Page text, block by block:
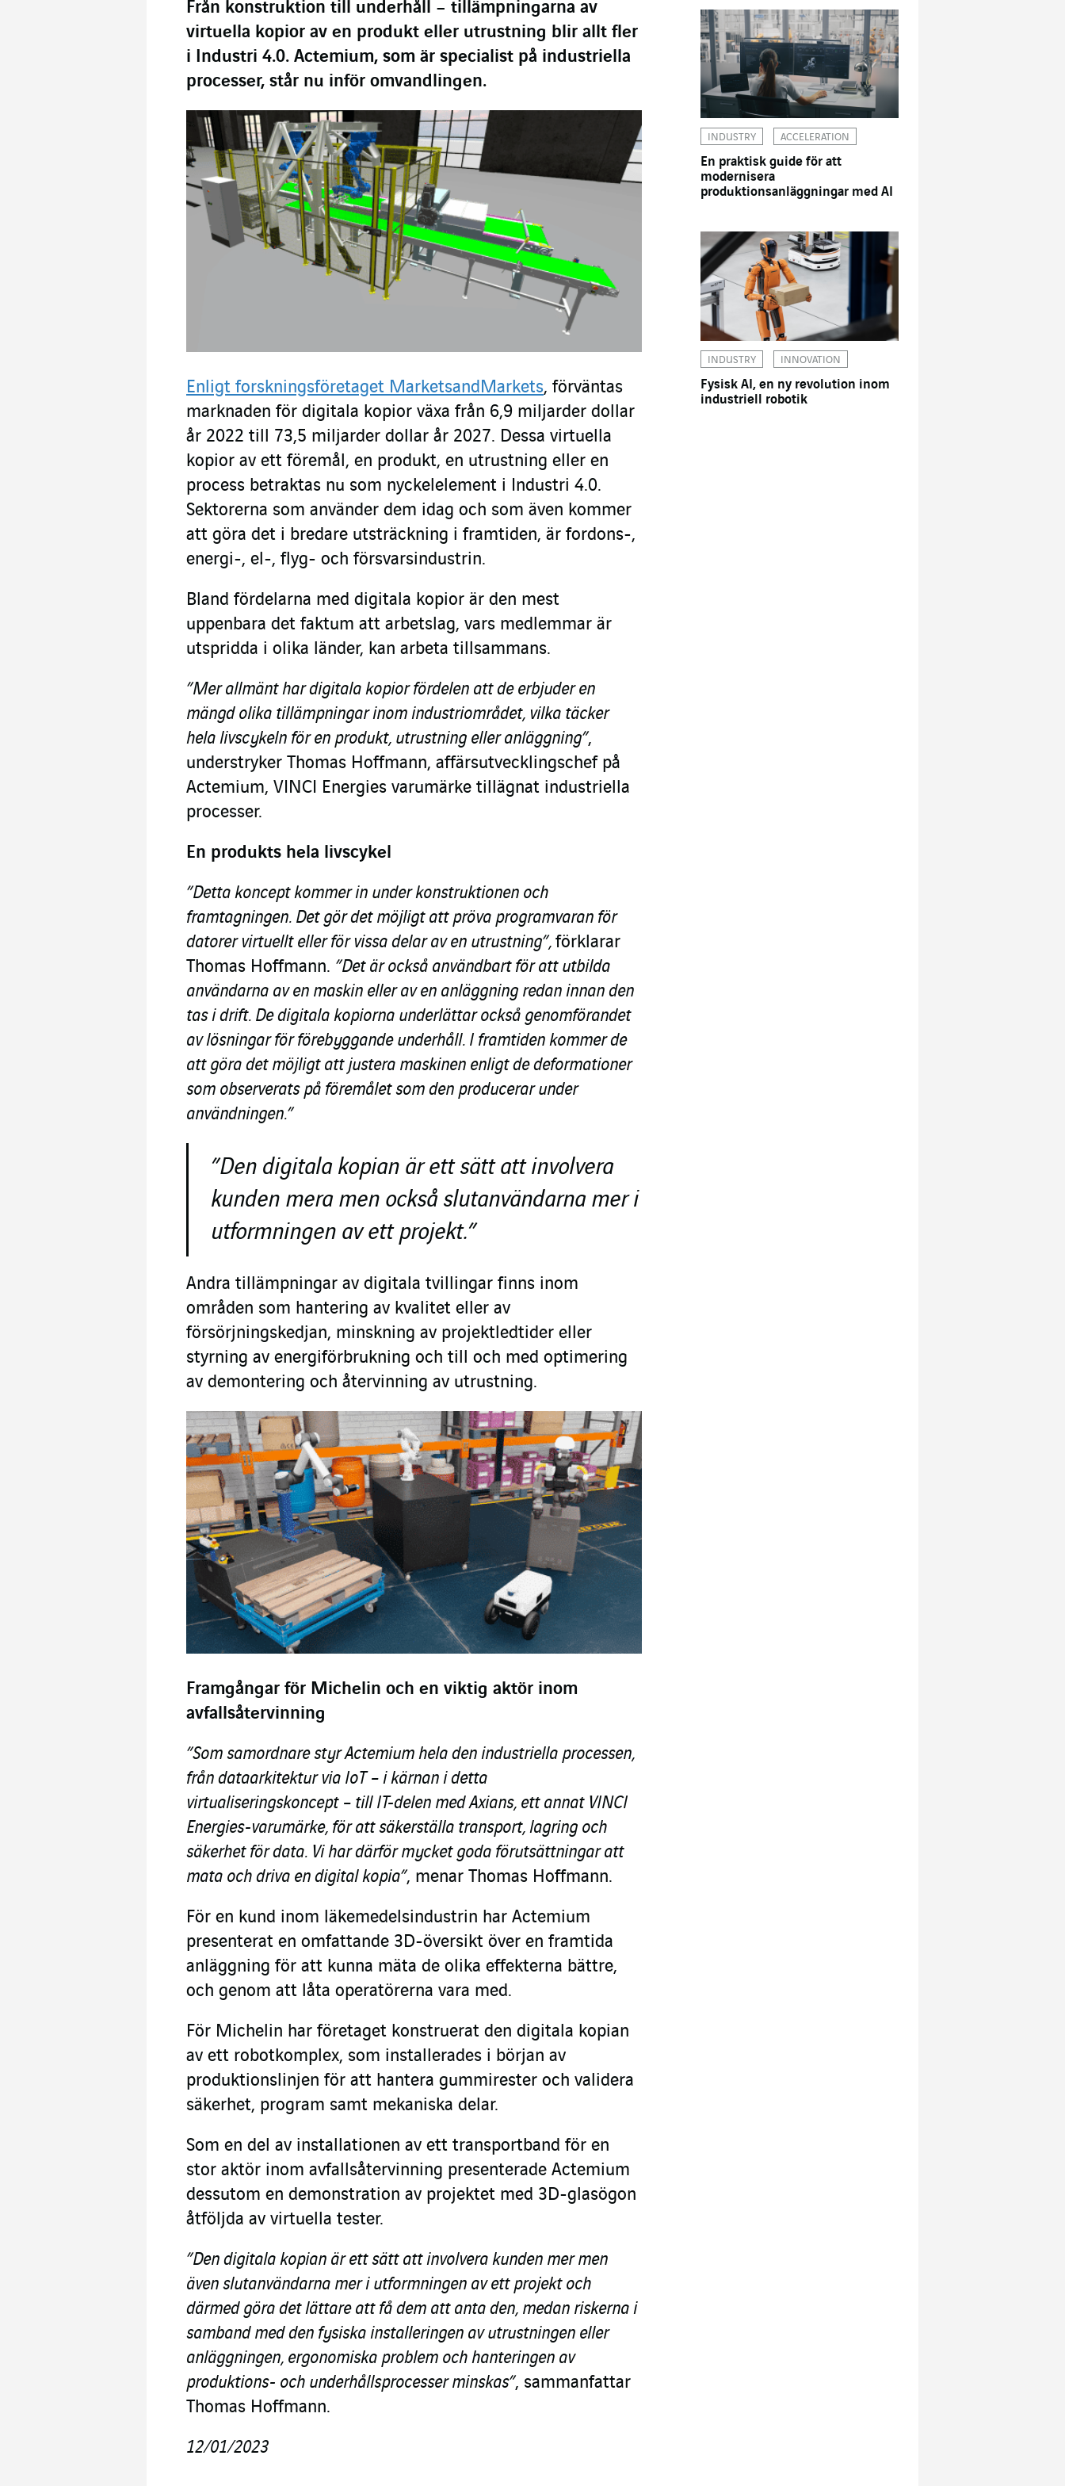
Från konstruktion till underhåll – tillämpningarna av
virtuella kopior av en produkt eller utrustning blir allt fler
i Industri 4.0. Actemium, som är specialist på industriella
processer, står nu inför omvandlingen.
Enligt forskningsföretaget MarketsandMarkets, förväntas
marknaden för digitala kopior växa från 6,9 miljarder dollar
år 2022 till 73,5 miljarder dollar år 2027. Dessa virtuella
kopior av ett föremål, en produkt, en utrustning eller en
process betraktas nu som nyckelelement i Industri 4.0.
Sektorerna som använder dem idag och som även kommer
att göra det i bredare utsträckning i framtiden, är fordons-,
energi-, el-, flyg- och försvarsindustrin.
Bland fördelarna med digitala kopior är den mest
uppenbara det faktum att arbetslag, vars medlemmar är
utspridda i olika länder, kan arbeta tillsammans.
”Mer allmänt har digitala kopior fördelen att de erbjuder en
mängd olika tillämpningar inom industriområdet, vilka täcker
hela livscykeln för en produkt, utrustning eller anläggning”,
understryker Thomas Hoffmann, affärsutvecklingschef på
Actemium, VINCI Energies varumärke tillägnat industriella
processer.
En produkts hela livscykel
”Detta koncept kommer in under konstruktionen och
framtagningen. Det gör det möjligt att pröva programvaran för
datorer virtuellt eller för vissa delar av en utrustning”, förklarar
Thomas Hoffmann. ”Det är också användbart för att utbilda
användarna av en maskin eller av en anläggning redan innan den
tas i drift. De digitala kopiorna underlättar också genomförandet
av lösningar för förebyggande underhåll. I framtiden kommer de
att göra det möjligt att justera maskinen enligt de deformationer
som observerats på föremålet som den producerar under
användningen.”
”Den digitala kopian är ett sätt att involvera
kunden mera men också slutanvändarna mer i
utformningen av ett projekt.”
Andra tillämpningar av digitala tvillingar finns inom
områden som hantering av kvalitet eller av
försörjningskedjan, minskning av projektledtider eller
styrning av energiförbrukning och till och med optimering
av demontering och återvinning av utrustning.
Framgångar för Michelin och en viktig aktör inom
avfallsåtervinning
”Som samordnare styr Actemium hela den industriella processen,
från dataarkitektur via IoT – i kärnan i detta
virtualiseringskoncept – till IT-delen med Axians, ett annat VINCI
Energies-varumärke, för att säkerställa transport, lagring och
säkerhet för data. Vi har därför mycket goda förutsättningar att
mata och driva en digital kopia”, menar Thomas Hoffmann.
För en kund inom läkemedelsindustrin har Actemium
presenterat en omfattande 3D-översikt över en framtida
anläggning för att kunna mäta de olika effekterna bättre,
och genom att låta operatörerna vara med.
För Michelin har företaget konstruerat den digitala kopian
av ett robotkomplex, som installerades i början av
produktionslinjen för att hantera gummirester och validera
säkerhet, program samt mekaniska delar.
Som en del av installationen av ett transportband för en
stor aktör inom avfallsåtervinning presenterade Actemium
dessutom en demonstration av projektet med 3D-glasögon
åtföljda av virtuella tester.
”Den digitala kopian är ett sätt att involvera kunden mer men
även slutanvändarna mer i utformningen av ett projekt och
därmed göra det lättare att få dem att anta den, medan riskerna i
samband med den fysiska installeringen av utrustningen eller
anläggningen, ergonomiska problem och hanteringen av
produktions- och underhållsprocesser minskas”, sammanfattar
Thomas Hoffmann.
12/01/2023
INDUSTRY ACCELERATION
En praktisk guide för att
modernisera
produktionsanläggningar med AI
INDUSTRY INNOVATION
Fysisk AI, en ny revolution inom
industriell robotik